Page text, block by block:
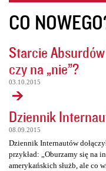
CO
Starcie
czy na „nie”?
03.10.2015
Dziennik
08.09.2015
Dziennik Internautów
przykład: „Oburzamy się na
amerykańskich służb, ale co